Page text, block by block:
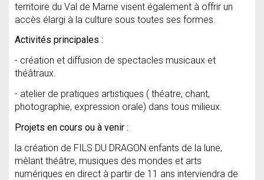
territoire du Val de Marne visent également à offrir un
accès élargi à la culture sous toutes ses formes.
Activités principales :
- création et diffusion de spectacles musicaux et
théâtraux.
- atelier de pratiques artistiques ( théatre, chant,
photographie, expression orale) dans tous milieux.
Projets en cours ou à venir :
la création de FILS DU DRAGON enfants de la lune,
mêlant théâtre, musiques des mondes et arts
numériques en direct à partir de 11 ans interviendra de